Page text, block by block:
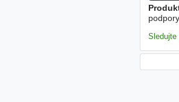
Sledujte